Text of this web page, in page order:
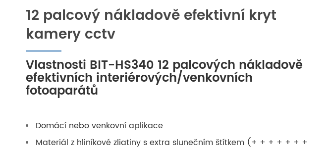
العربية
ไทย
čeština
Svenska
12 palcový nákladově efektivní kryt
kamery cctv
Vlastnosti BIT-HS340 12 palcových nákladově
efektivních interiérových/venkovních
fotoaparátů
Domácí nebo venkovní aplikace
Materiál z hliníkové zliatiny s extra slunečním štítkem (+ + + + + + +